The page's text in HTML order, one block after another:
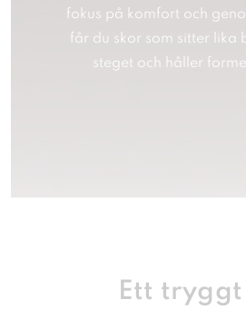
fokus på komfort och
får du skor som sitter lika
steget och håller
Ett tryggt